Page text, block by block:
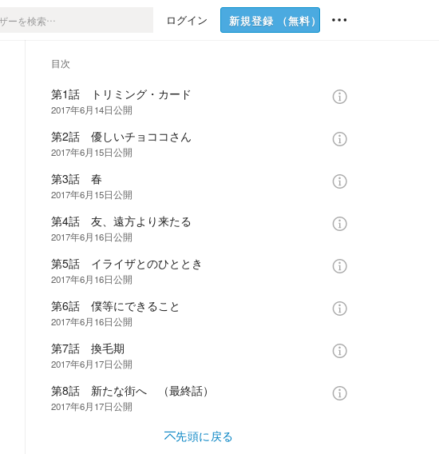
ログイン 新規登録 （無料）
目次
第1話 トリミング・カード
2017年6月14日公開
第2話 優しいチョココさん
2017年6月15日公開
第3話 春
2017年6月15日公開
第4話 友、遠方より来たる
2017年6月16日公開
第5話 イライザとのひととき
2017年6月16日公開
第6話 僕等にできること
2017年6月16日公開
第7話 換毛期
2017年6月17日公開
第8話 新たな街へ （最終話）
2017年6月17日公開
先頭に戻る